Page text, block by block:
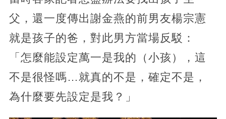
父，還一度傳出謝金燕的前男友楊宗憲
就是孩子的爸，對此男方當場反駁：
「怎麼能設定萬一是我的（小孩），這
不是很怪嗎…就真的不是，確定不是，
為什麼要先設定是我？」